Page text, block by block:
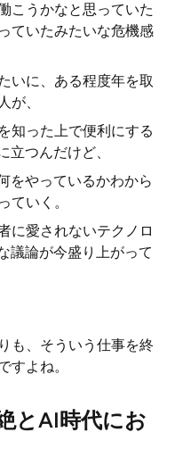
こうかなと思っていた
ていたみたいな危機感
いに、ある程度年を取
が、
知った上で便利にする
立つんだけど、
をやっているかわから
ていく。
に愛されないテクノロ
議論が今盛り上がって
も、そういう仕事を終
すよね。
とAI時代にお